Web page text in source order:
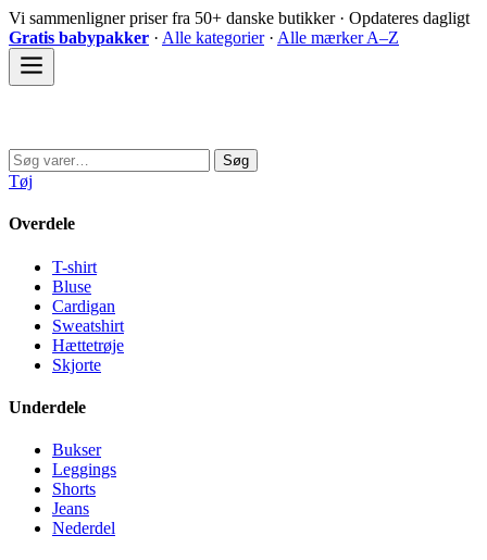
Spring
til
indhold
Vi sammenligner priser fra 50+ danske butikker · Opdateres dagligt
Gratis babypakker · Alle kategorier· Alle mærker A–Z
Søg
efter:
Søg
Tøj
Overdele
T-shirt
Bluse
Cardigan
Sweatshirt
Hættetrøje
Skjorte
Underdele
Bukser
Leggings
Shorts
Jeans
Nederdel